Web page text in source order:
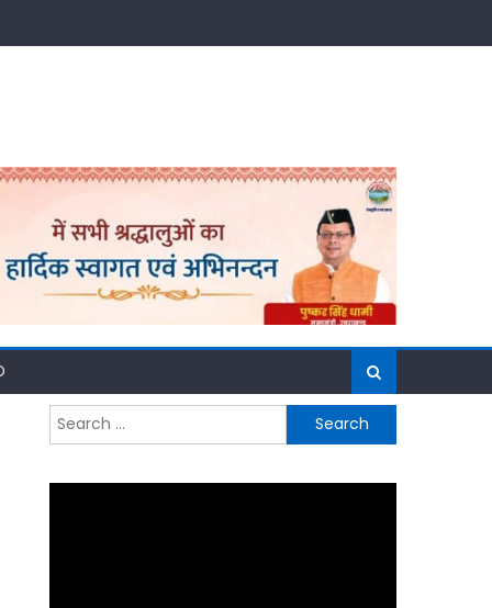
Search
for: